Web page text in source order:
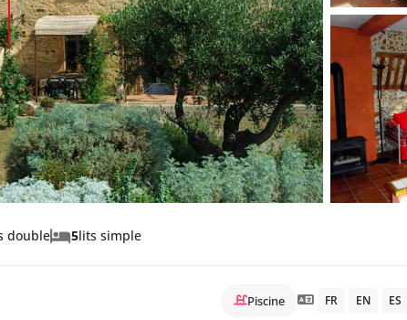
double 5lits simple
Piscine FR EN ES